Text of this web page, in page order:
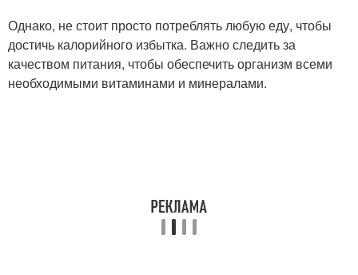
Однако, не стоит просто потреблять любую еду, чтобы
достичь калорийного избытка. Важно следить за
качеством питания, чтобы обеспечить организм всеми
необходимыми витаминами и минералами.